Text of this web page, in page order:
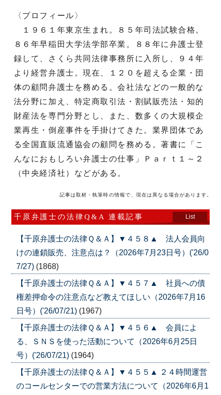
〈プロフィール〉
１９６１年東京生まれ。８５年司法試験合格。
８６年早稲田大学法学部卒業。８８年に弁護士登
録して、さくら共同法律事務所に入所し、９４年
より経営弁護士。現在、１２０を超える企業・団
体の顧問弁護士を務める。会社法などの一般的な
法分野に加え、特定商取引法・割賦販売法・知的
財産法を専門分野とし、また、数多くの大規模企
業再生・倒産事件を手掛けてきた。業界団体であ
る全国直販流通協会の顧問を務める。著書に「こ
んなにおもしろい弁護士の仕事」Ｐａｒｔ１～２
（中央経済社）などがある。
記事は取材・執筆時の情報で、現在は異なる場合があります。
千原弁護士の法律Q&A 連載記事 List
【千原弁護士の法律Ｑ＆Ａ】▼４５８▲ 法人会員向
けの連鎖販売、注意点は？（2026年7月23日号）('26/0
7/27) (1868)
【千原弁護士の法律Ｑ＆Ａ】▼４５７▲ 社員への債
権差押命令の注意点など教えてほしい（2026年7月16
日号）('26/07/21) (1967)
【千原弁護士の法律Ｑ＆Ａ】▼４５６▲ 会員によ
る、ＳＮＳを使った活動について（2026年6月25日
号）('26/07/21) (1964)
【千原弁護士の法律Ｑ＆Ａ】▼４５５▲ ２４時間運営
のコールセンターでの営業方法について（2026年6月1